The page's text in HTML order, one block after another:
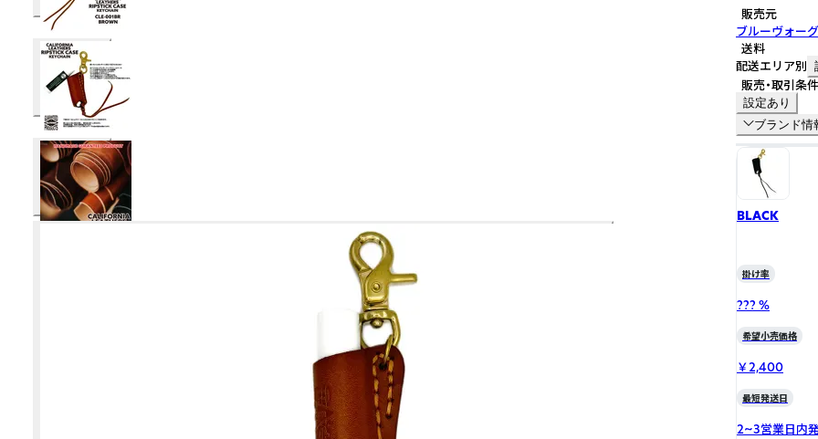
販売元
ブルーヴォー
送料
配送エリア別
販売・取引条件
設定あり
ブランド情
BLACK
掛け率
??? %
希望小売価格
￥2,400
最短発送日
2~3営業日内